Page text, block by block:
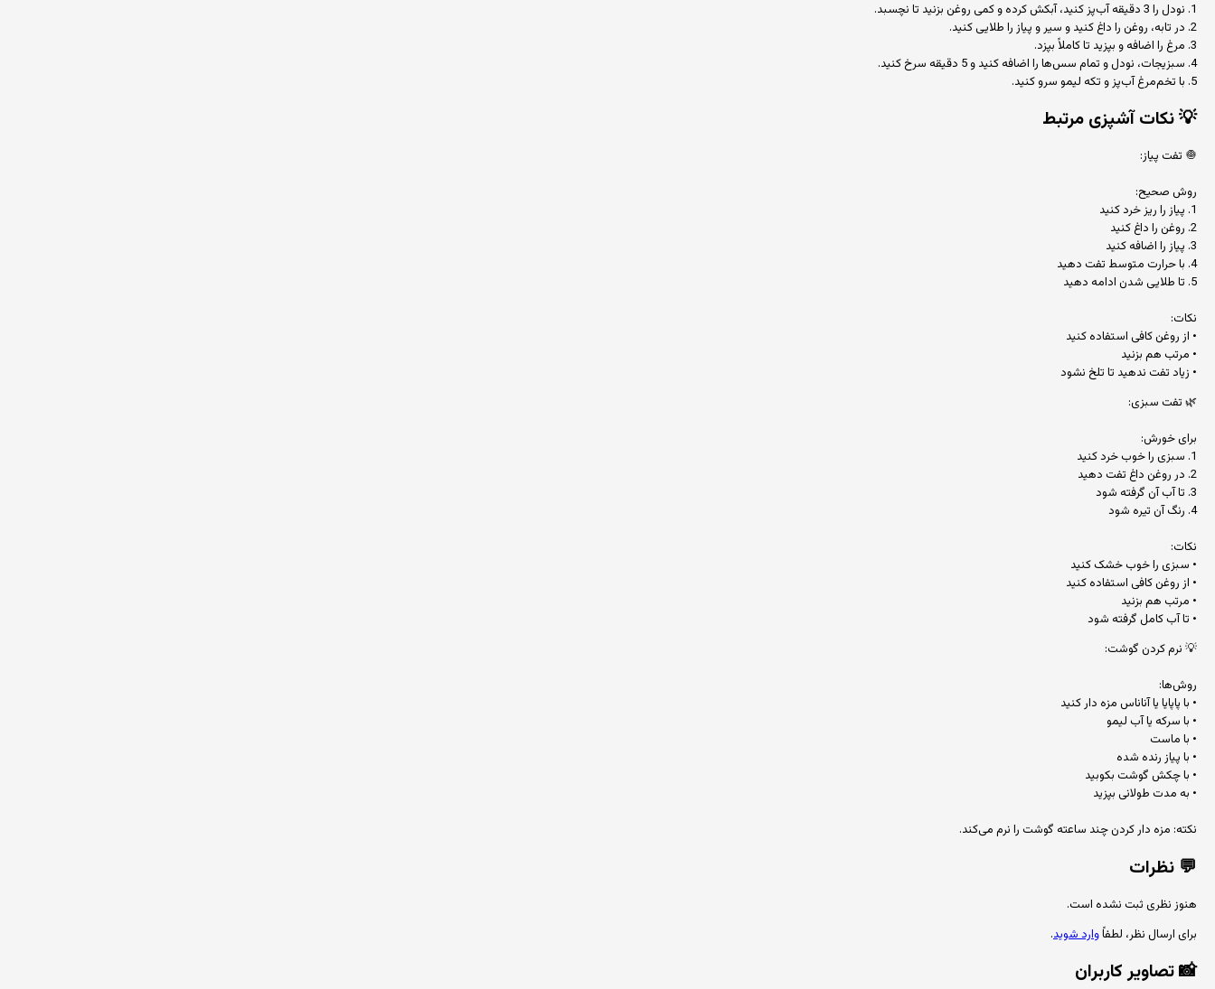
1. نودل را 3 دقیقه آب‌پز کنید، آبکش کرده و کمی روغن بزنید تا نچسبد.
2. در تابه، روغن را داغ کنید و سیر و پیاز را طلایی کنید.
3. مرغ را اضافه و بپزید تا کاملاً بپزد.
4. سبزیجات، نودل و تمام سس‌ها را اضافه کنید و 5 دقیقه سرخ کنید.
5. با تخم‌مرغ آب‌پز و تکه لیمو سرو کنید.
💡نکات آشپزی مرتبط
🧅 تفت پیاز:
روش صحیح:
1. پیاز را ریز خرد کنید
2. روغن را داغ کنید
3. پیاز را اضافه کنید
4. با حرارت متوسط تفت دهید
5. تا طلایی شدن ادامه دهید
نکات:
• از روغن کافی استفاده کنید
• مرتب هم بزنید
• زیاد تفت ندهید تا تلخ نشود
🌿 تفت سبزی:
برای خورش:
1. سبزی را خوب خرد کنید
2. در روغن داغ تفت دهید
3. تا آب آن گرفته شود
4. رنگ آن تیره شود
نکات:
• سبزی را خوب خشک کنید
• از روغن کافی استفاده کنید
• مرتب هم بزنید
• تا آب کامل گرفته شود
💡 نرم کردن گوشت:
روش‌ها:
• با پاپایا یا آناناس مزه دار کنید
• با سرکه یا آب لیمو
• با ماست
• با پیاز رنده شده
• با چکش گوشت بکوبید
• به مدت طولانی بپزید
نکته: مزه دار کردن چند ساعته گوشت را نرم می‌کند.
💬 نظرات
هنوز نظری ثبت نشده است.
برای ارسال نظر، لطفاًوارد شوید.
📸تصاویر کاربران